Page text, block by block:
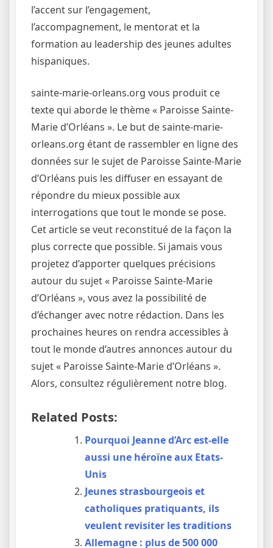
l’accent sur l’engagement,
l’accompagnement, le mentorat et la
formation au leadership des jeunes adultes
hispaniques.
sainte-marie-orleans.org vous produit ce
texte qui aborde le thème « Paroisse Sainte-
Marie d’Orléans ». Le but de sainte-marie-
orleans.org étant de rassembler en ligne des
données sur le sujet de Paroisse Sainte-Marie
d’Orléans puis les diffuser en essayant de
répondre du mieux possible aux
interrogations que tout le monde se pose.
Cet article se veut reconstitué de la façon la
plus correcte que possible. Si jamais vous
projetez d’apporter quelques précisions
autour du sujet « Paroisse Sainte-Marie
d’Orléans », vous avez la possibilité de
d’échanger avec notre rédaction. Dans les
prochaines heures on rendra accessibles à
tout le monde d’autres annonces autour du
sujet « Paroisse Sainte-Marie d’Orléans ».
Alors, consultez régulièrement notre blog.
Related Posts:
Pourquoi Jeanne d’Arc est-elle
aussi une héroïne aux Etats-
Unis
Jeunes strasbourgeois et
catholiques pratiquants, ils
veulent revisiter les traditions
Allemagne : plus de 500 000